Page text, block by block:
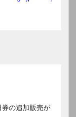
券の追加販売が